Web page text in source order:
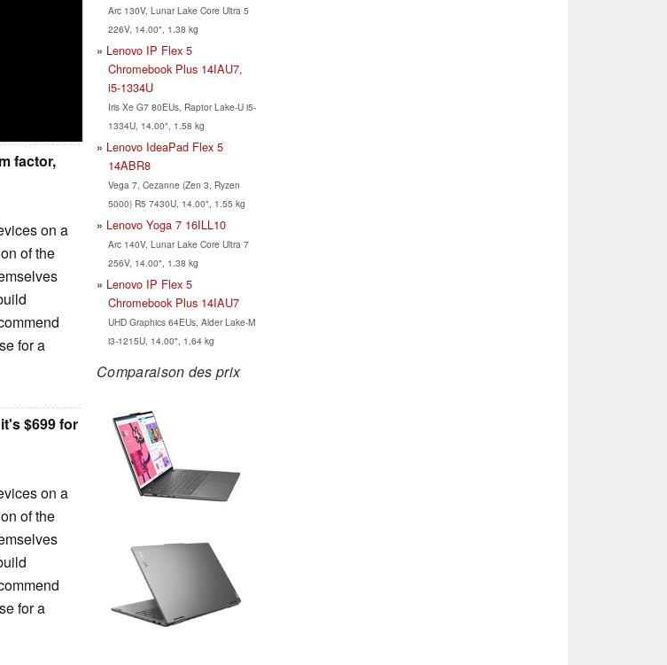
factor,
on a
of the
for a
$699 for
on a
of the
for a
Arc 130V, Lunar Lake Core Ultra 5
226V, 14.00", 1.38 kg
Lenovo IP Flex 5
Chromebook Plus 14IAU7,
i5-1334U
Iris Xe G7 80EUs, Raptor Lake-U i5-
1334U, 14.00", 1.58 kg
Lenovo IdeaPad Flex 5
14ABR8
Vega 7, Cezanne (Zen 3, Ryzen
5000) R5 7430U, 14.00", 1.55 kg
Lenovo Yoga 7 16ILL10
Arc 140V, Lunar Lake Core Ultra 7
256V, 14.00", 1.38 kg
Lenovo IP Flex 5
Chromebook Plus 14IAU7
UHD Graphics 64EUs, Alder Lake-M
i3-1215U, 14.00", 1.64 kg
Comparaison des prix